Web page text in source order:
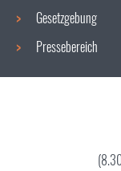
Gesetzgebung
Pressebereich